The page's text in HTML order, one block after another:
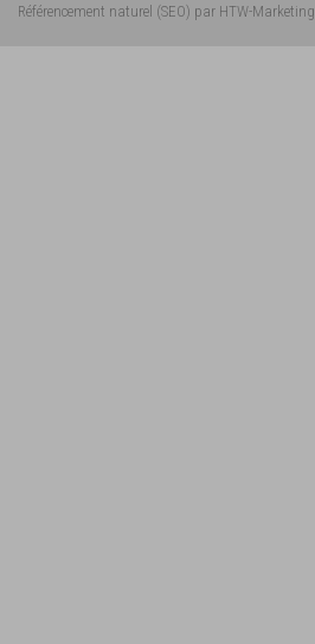
Référencement naturel (SEO) par HTW-Marketing